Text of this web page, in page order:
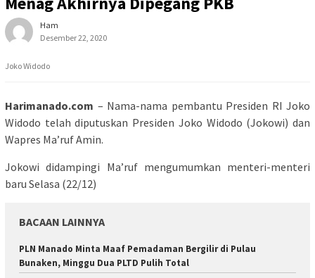
Ham
Desember 22, 2020
Joko Widodo
Harimanado.com – Nama-nama pembantu Presiden RI Joko
Widodo telah diputuskan Presiden Joko Widodo (Jokowi) dan
Wapres Ma’ruf Amin.
Jokowi didampingi Ma’ruf mengumumkan menteri-menteri
baru Selasa (22/12)
BACAAN LAINNYA
PLN Manado Minta Maaf Pemadaman Bergilir di Pulau
Bunaken, Minggu Dua PLTD Pulih Total